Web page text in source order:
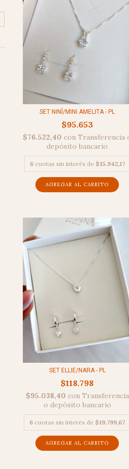
SET NINÍ/MINI AMELITA - PL
$95.653
$76.522,40con Transferencia
depósito bancario
6 cuotas sin interés de $15.942,17
SET ELLIE/NARA - PL
$118.798
$95.038,40 con Transferencia
o depósito bancario
6 cuotas sin interés de $19.799,67